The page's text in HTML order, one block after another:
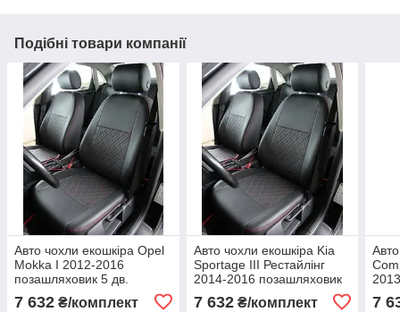
Подібні товари компанії
Авто чохли екошкіра Opel
Mokka I 2012-2016
позашляховик 5 дв.
7 632 ₴/комплект
Авто чохли екошкіра Kia
Sportage III Рестайлінг
2014-2016 позашляховик
7 632₴/комплект 7